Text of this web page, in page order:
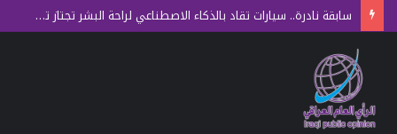
سابقة نادرة.. سيارات تقاد بالذكاء الاصطناعي لراحة البشر تجتاز تدقيق السلامة الأوروبي الصارم